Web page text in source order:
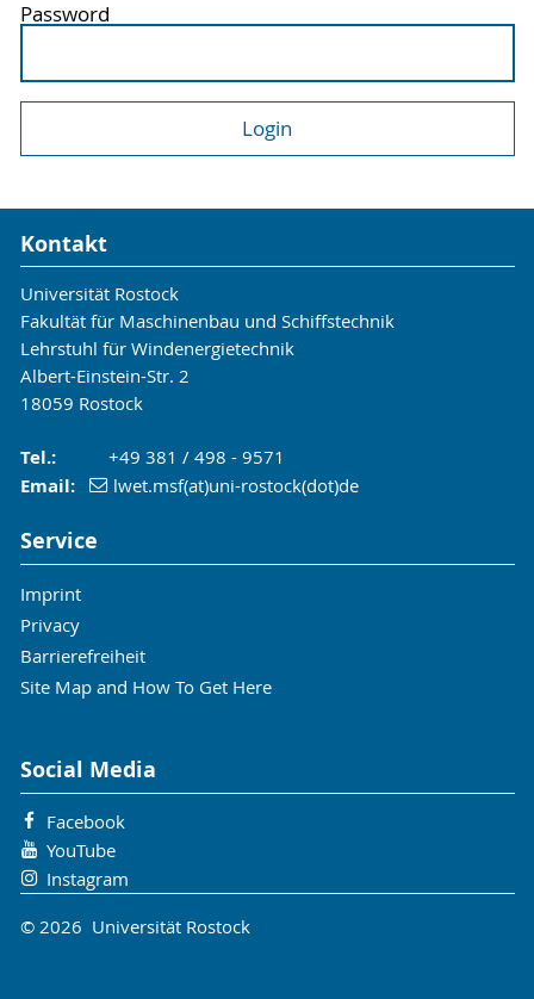
Password
Kontakt
Universität Rostock
Fakultät für Maschinenbau und Schiffstechnik
Lehrstuhl für Windenergietechnik
Albert-Einstein-Str. 2
18059 Rostock
Tel.:+49 381 / 498 - 9571
Email: lwet.msf(at)uni-rostock(dot)de
Service
Imprint
Privacy
Barrierefreiheit
Site Map and How To Get Here
Social Media
Facebook
YouTube
Instagram
© 2026 Universität Rostock